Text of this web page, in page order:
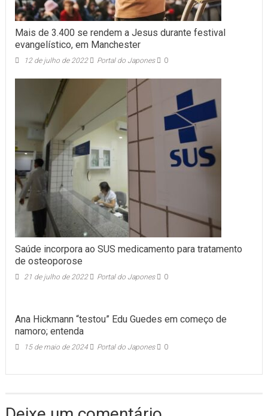
Mais de 3.400 se rendem a Jesus durante festival
evangelístico, em Manchester
12 de julho de 2022 Portal do Japones 0
Saúde incorpora ao SUS medicamento para tratamento
de osteoporose
21 de julho de 2022 Portal do Japones 0
Ana Hickmann “testou” Edu Guedes em começo de
namoro; entenda
15 de maio de 2024 Portal do Japones 0